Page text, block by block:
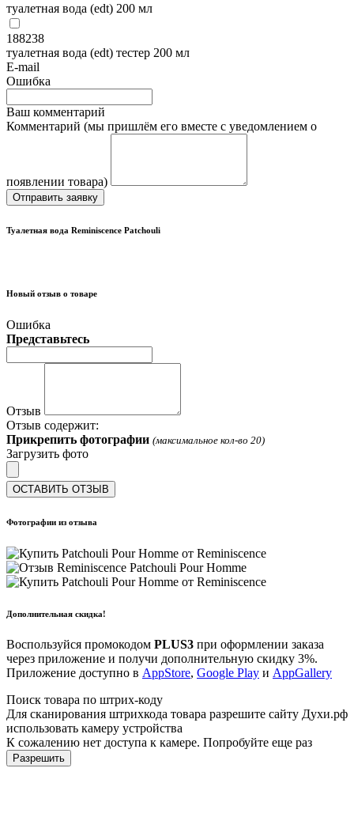
туалетная вода (edt) 200 мл
188238
туалетная вода (edt) тестер 200 мл
E-mail
Ошибка
Ваш комментарий
Комментарий (мы пришлём его вместе с уведомлением о
появлении товара)
Отправить заявку
Туалетная вода Reminiscence Patchouli
Новый отзыв о товаре
Ошибка
Представьтесь
Отзыв
Отзыв содержит:
Прикрепить фотографии (максимальное кол-во 20)
Загрузить фото
ОСТАВИТЬ ОТЗЫВ
Фотографии из отзыва
Дополнительная скидка!
Воспользуйся промокодом PLUS3 при оформлении заказа
через приложение и получи дополнительную скидку 3%.
Приложение доступно в AppStore, Google Play и AppGallery
Поиск товара по штрих-коду
Для сканирования штрихкода товара разрешите сайту Духи.рф
использовать камеру устройства
К сожалению нет доступа к камере. Попробуйте еще раз
Разрешить